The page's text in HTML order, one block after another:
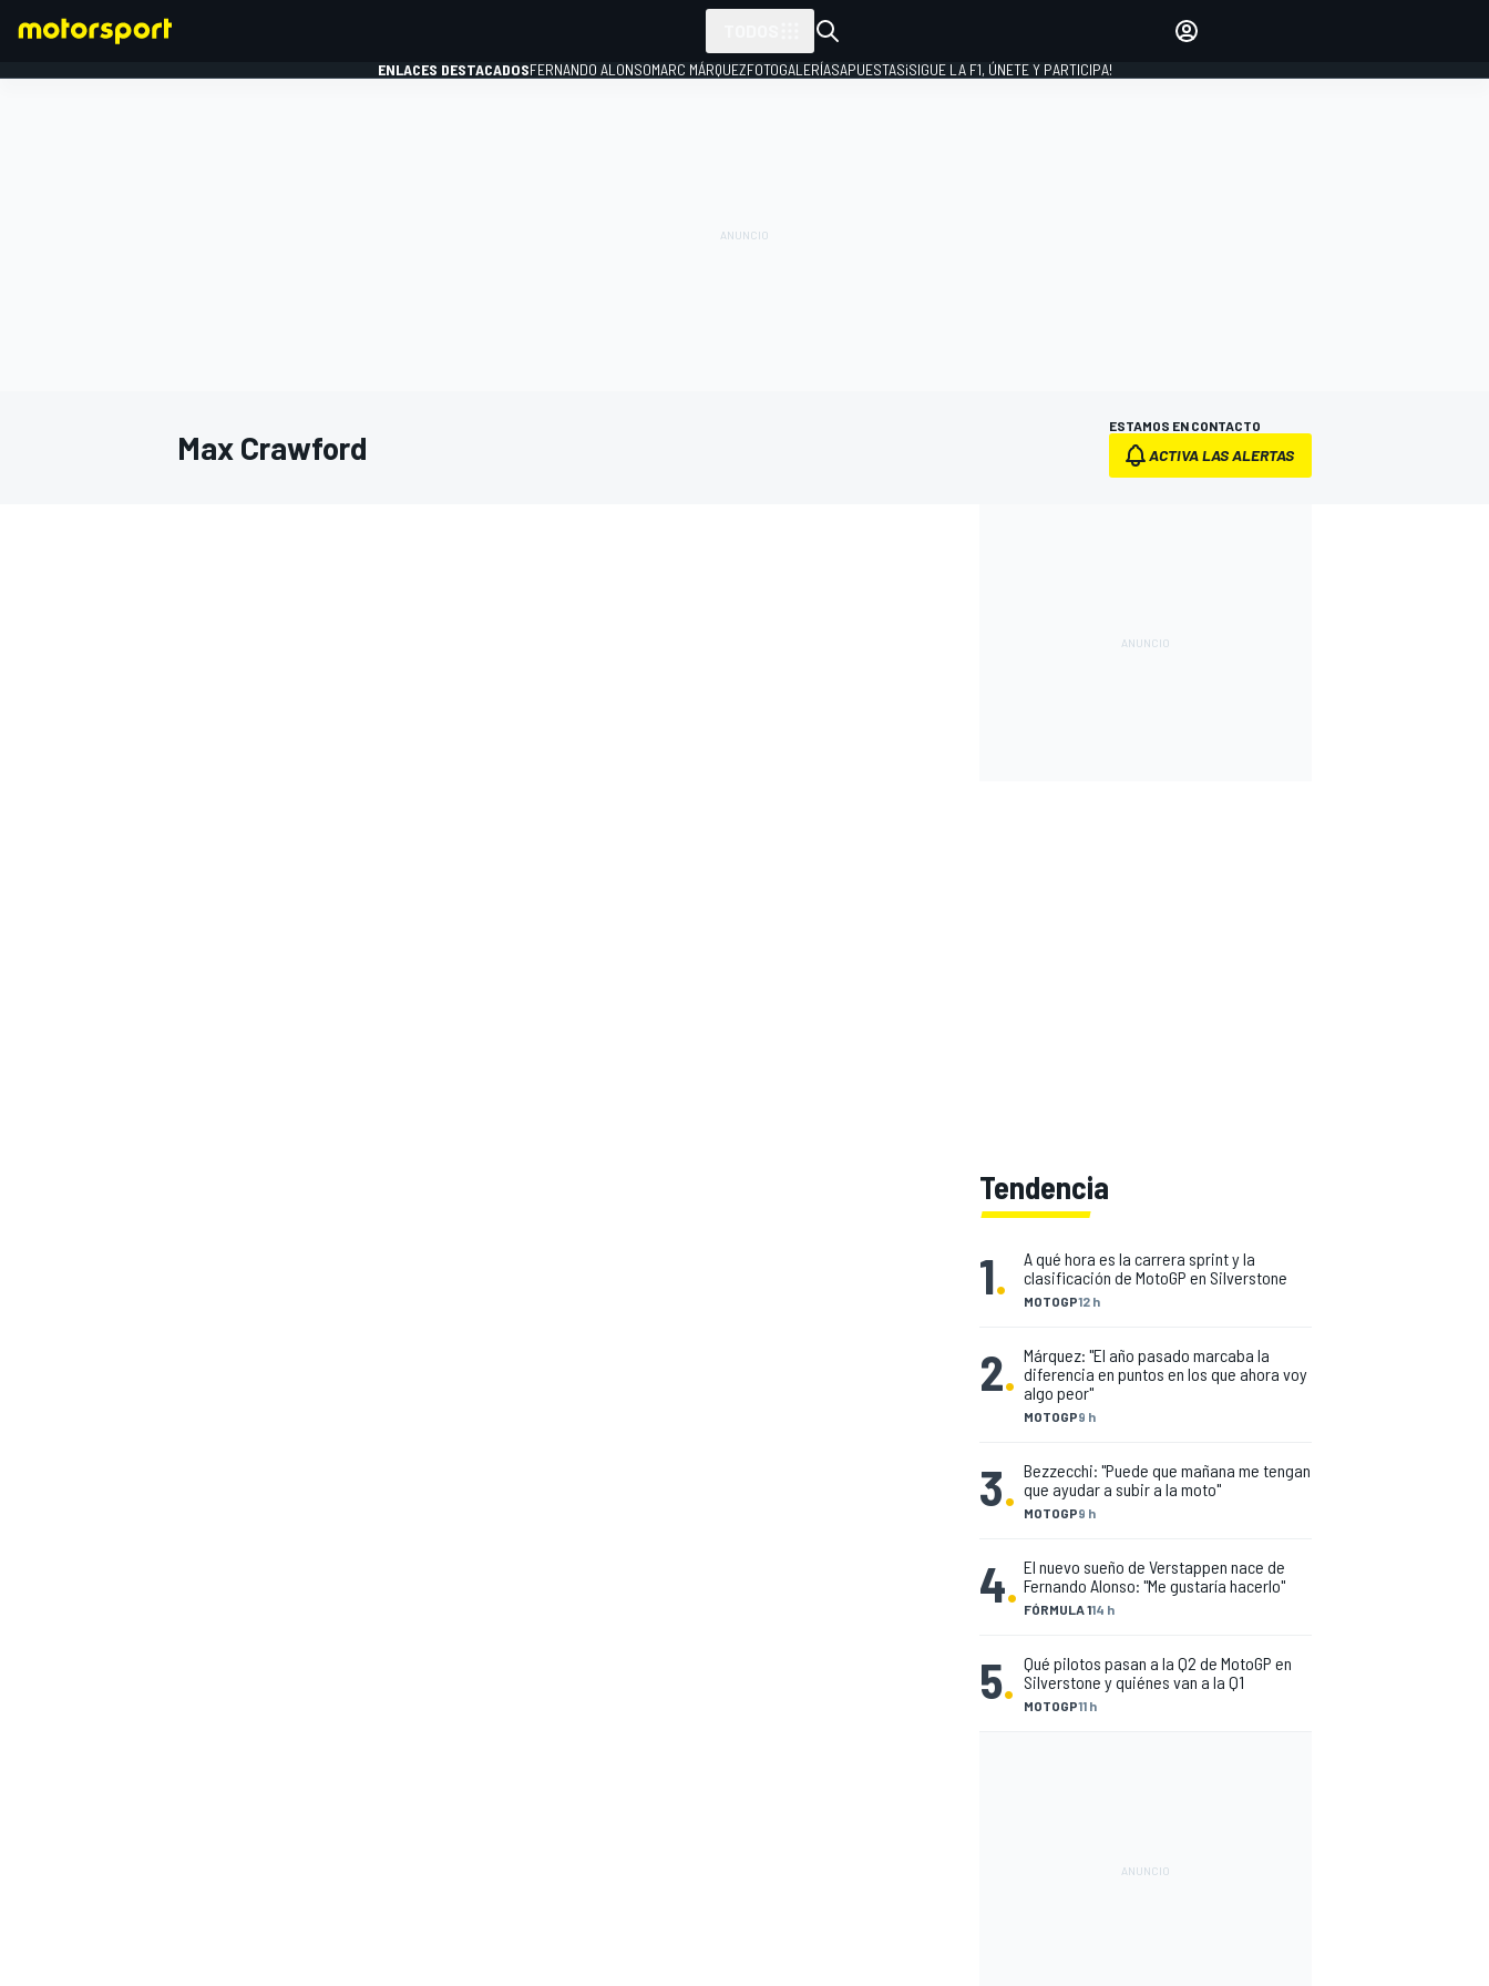
ENLACES DESTACADOSFERNANDO ALONSOMARC MÁRQUEZFOTOGALERÍASAPUESTAS¡SIGUE LA F1, ÚNETE Y PARTICIPA!
Max Crawford
ESTAMOS EN CONTACTO
ACTIVA LAS ALERTAS
Tendencia
1. MOTOGP12 h
A qué hora es la carrera sprint y la
clasificación de MotoGP en Silverstone
2.
MOTOGP9 h
Márquez: "El año pasado marcaba la
diferencia en puntos en los que ahora voy
algo peor"
3. MOTOGP9 h
Bezzecchi: "Puede que mañana me tengan
que ayudar a subir a la moto"
4. FÓRMULA 114 h
El nuevo sueño de Verstappen nace de
Fernando Alonso: "Me gustaría hacerlo"
5. MOTOGP11 h
Qué pilotos pasan a la Q2 de MotoGP en
Silverstone y quiénes van a la Q1